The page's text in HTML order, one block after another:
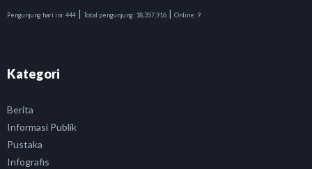
Pengunjung hari ini:444 | Total pengunjung: 18,357,916 | Online: 9
Kategori
Berita
Informasi Publik
Pustaka
Infografis